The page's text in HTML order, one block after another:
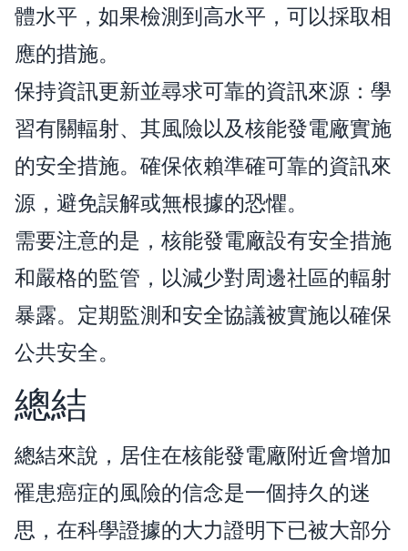
體水平，如果檢測到高水平，可以採取相
應的措施。
保持資訊更新並尋求可靠的資訊來源：學
習有關輻射、其風險以及核能發電廠實施
的安全措施。確保依賴準確可靠的資訊來
源，避免誤解或無根據的恐懼。
需要注意的是，核能發電廠設有安全措施
和嚴格的監管，以減少對周邊社區的輻射
暴露。定期監測和安全協議被實施以確保
公共安全。
總結
總結來說，居住在核能發電廠附近會增加
罹患癌症的風險的信念是一個持久的迷
思，在科學證據的大力證明下已被大部分